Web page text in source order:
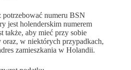
potrzebować numeru BSN
jest holenderskim numerem
także, aby mieć przy sobie
w niektórych przypadkach,
zamieszkania w Holandii.